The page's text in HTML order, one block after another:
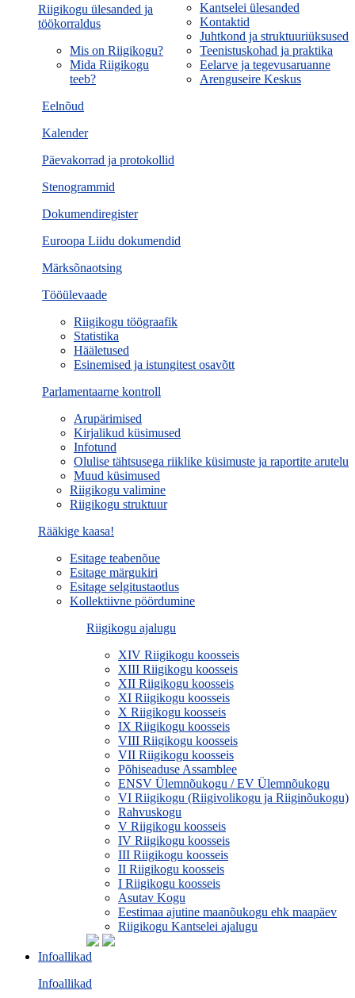
Kantselei ülesanded
Kontaktid
Juhtkond ja struktuuriüksused
Teenistuskohad ja praktika
Eelarve ja tegevusaruanne
Arenguseire Keskus
Eelnõud
Kalender
Päevakorrad ja protokollid
Stenogrammid
Dokumendiregister
Euroopa Liidu dokumendid
Märksõnaotsing
Tööülevaade
Riigikogu töögraafik
Statistika
Hääletused
Esinemised ja istungitest osavõtt
Parlamentaarne kontroll
Arupärimised
Kirjalikud küsimused
Infotund
Olulise tähtsusega riiklike küsimuste ja raportite arutelu
Muud küsimused
Riigikogu ülesanded ja
töökorraldus
Mis on Riigikogu?
Mida Riigikogu
teeb?
Riigikogu valimine
Riigikogu struktuur
Rääkige kaasa!
Esitage teabenõue
Esitage märgukiri
Esitage selgitustaotlus
Kollektiivne pöördumine
Riigikogu ajalugu
XIV Riigikogu koosseis
XIII Riigikogu koosseis
XII Riigikogu koosseis
XI Riigikogu koosseis
X Riigikogu koosseis
IX Riigikogu koosseis
VIII Riigikogu koosseis
VII Riigikogu koosseis
Põhiseaduse Assamblee
ENSV Ülemnõukogu / EV Ülemnõukogu
VI Riigikogu (Riigivolikogu ja Riiginõukogu)
Rahvuskogu
V Riigikogu koosseis
IV Riigikogu koosseis
III Riigikogu koosseis
II Riigikogu koosseis
I Riigikogu koosseis
Asutav Kogu
Eestimaa ajutine maanõukogu ehk maapäev
Riigikogu Kantselei ajalugu
Infoallikad
Infoallikad